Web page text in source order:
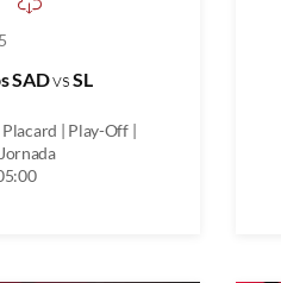
SADvsSL
| Play-Off |